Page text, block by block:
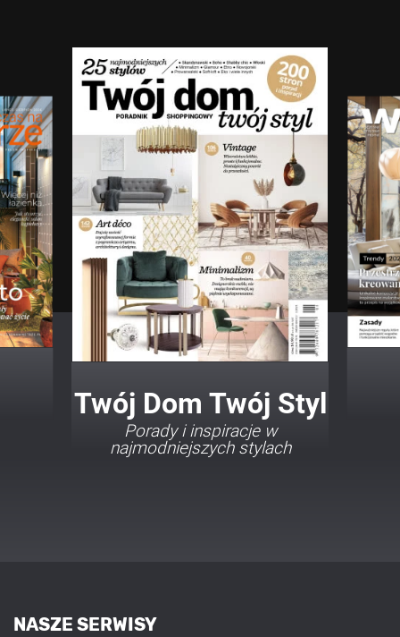
Twój Dom Twój Styl
Porady i inspiracje w
najmodniejszych stylach
NASZE SERWISY